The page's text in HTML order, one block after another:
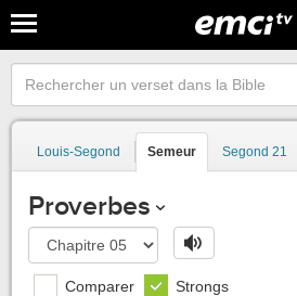
Louis-Segond Semeur Segond 21
Proverbes
Comparer Strongs